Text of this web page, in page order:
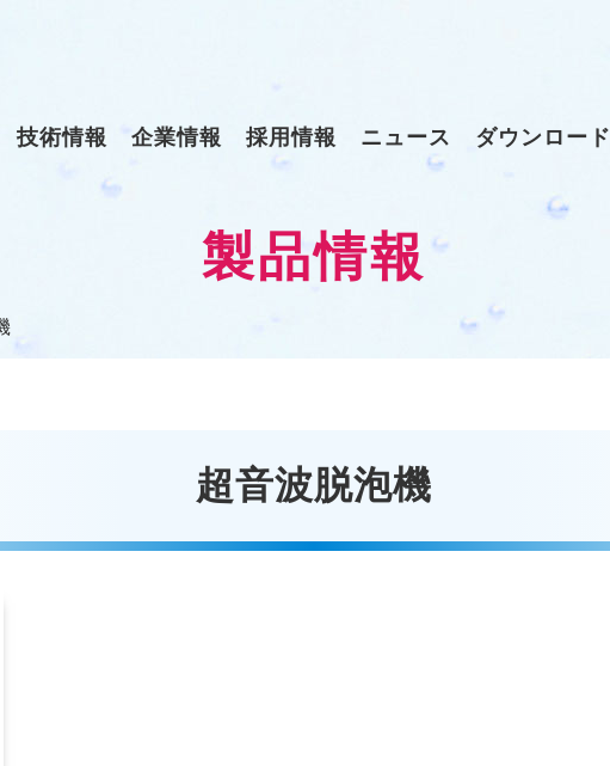
技術情報 企業情報 採用情報 ニュース ダウンロード
製品情報
超音波脱泡機